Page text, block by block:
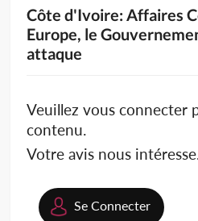
Côte d'Ivoire: Affaires
Europe, le
attaque
Veuillez vous connecter
contenu.
Votre avis nous
Se Connecter